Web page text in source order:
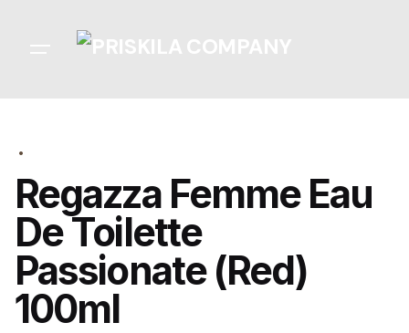
Regazza Femme Eau
De Toilette
Passionate (Red)
100ml